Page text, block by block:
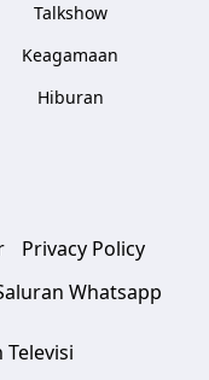
Talkshow
Keagamaan
Hiburan
Privacy Policy
Whatsapp